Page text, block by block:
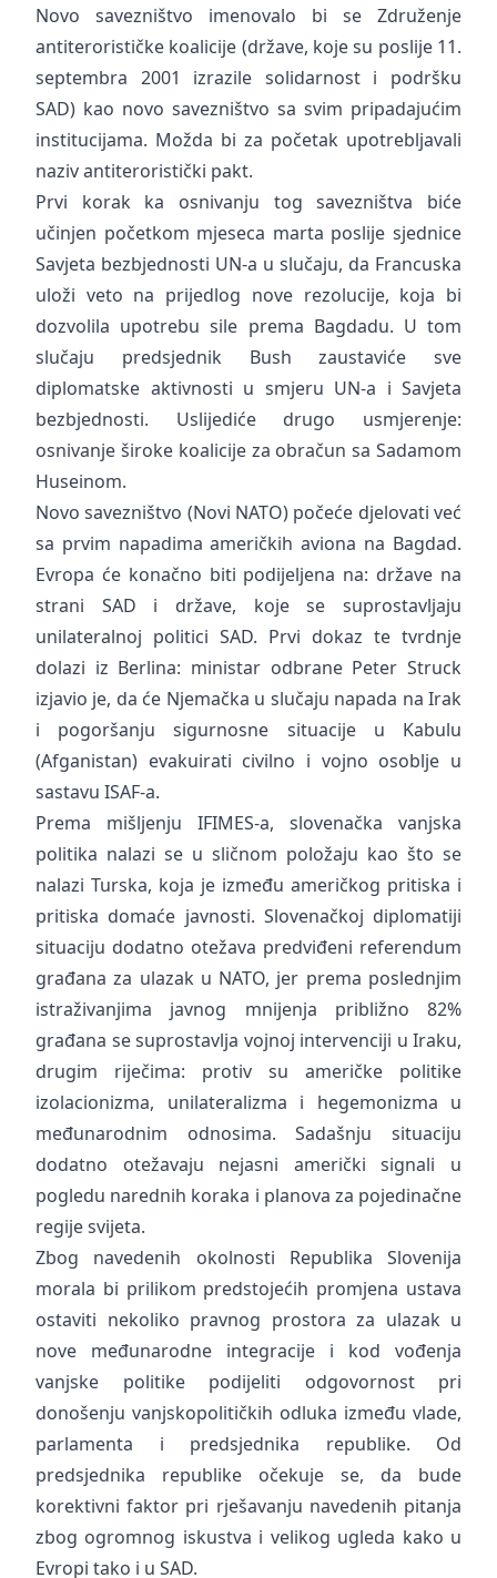
Novo savezništvo imenovalo bi se Združenje
antiterorističke koalicije (države, koje su poslije 11.
septembra 2001 izrazile solidarnost i podršku
SAD) kao novo savezništvo sa svim pripadajućim
institucijama. Možda bi za početak upotrebljavali
naziv antiteroristički pakt.
Prvi korak ka osnivanju tog savezništva biće
učinjen početkom mjeseca marta poslije sjednice
Savjeta bezbjednosti UN-a u slučaju, da Francuska
uloži veto na prijedlog nove rezolucije, koja bi
dozvolila upotrebu sile prema Bagdadu. U tom
slučaju predsjednik Bush zaustaviće sve
diplomatske aktivnosti u smjeru UN-a i Savjeta
bezbjednosti. Uslijediće drugo usmjerenje:
osnivanje široke koalicije za obračun sa Sadamom
Huseinom.
Novo savezništvo (Novi NATO) počeće djelovati već
sa prvim napadima američkih aviona na Bagdad.
Evropa će konačno biti podijeljena na: države na
strani SAD i države, koje se suprostavljaju
unilateralnoj politici SAD. Prvi dokaz te tvrdnje
dolazi iz Berlina: ministar odbrane Peter Struck
izjavio je, da će Njemačka u slučaju napada na Irak
i pogoršanju sigurnosne situacije u Kabulu
(Afganistan) evakuirati civilno i vojno osoblje u
sastavu ISAF-a.
Prema mišljenju IFIMES-a, slovenačka vanjska
politika nalazi se u sličnom položaju kao što se
nalazi Turska, koja je između američkog pritiska i
pritiska domaće javnosti. Slovenačkoj diplomatiji
situaciju dodatno otežava predviđeni referendum
građana za ulazak u NATO, jer prema poslednjim
istraživanjima javnog mnijenja približno 82%
građana se suprostavlja vojnoj intervenciji u Iraku,
drugim riječima: protiv su američke politike
izolacionizma, unilateralizma i hegemonizma u
međunarodnim odnosima. Sadašnju situaciju
dodatno otežavaju nejasni američki signali u
pogledu narednih koraka i planova za pojedinačne
regije svijeta.
Zbog navedenih okolnosti Republika Slovenija
morala bi prilikom predstojećih promjena ustava
ostaviti nekoliko pravnog prostora za ulazak u
nove međunarodne integracije i kod vođenja
vanjske politike podijeliti odgovornost pri
donošenju vanjskopolitičkih odluka između vlade,
parlamenta i predsjednika republike. Od
predsjednika republike očekuje se, da bude
korektivni faktor pri rješavanju navedenih pitanja
zbog ogromnog iskustva i velikog ugleda kako u
Evropi tako i u SAD.